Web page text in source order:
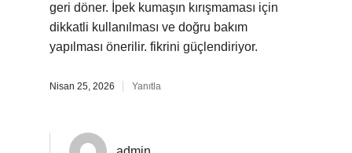
geri döner. İpek kumaşın kırışmaması için
dikkatli kullanılması ve doğru bakım
yapılması önerilir. fikrini güçlendiriyor.
Nisan 25, 2026 Yanıtla